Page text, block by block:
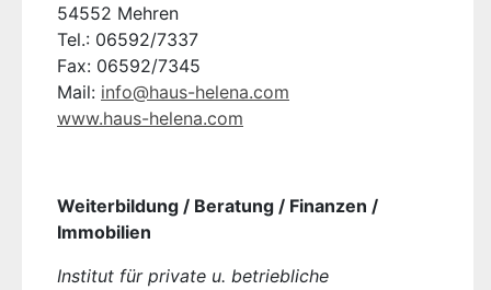
54552 Mehren
Tel.: 06592/7337
Fax: 06592/7345
Mail: info@haus-helena.com
www.haus-helena.com
Weiterbildung / Beratung / Finanzen /
Immobilien
Institut für private u. betriebliche